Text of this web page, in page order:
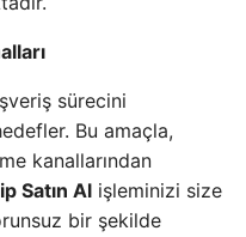
sürecini
Bu amaçla,
kanallarından
Satın Al işleminizi size
bir şekilde